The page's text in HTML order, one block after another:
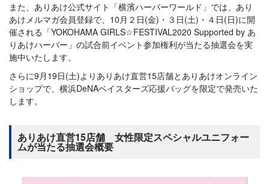
また、ありあけ公式サイト「横濱ハーバーワールド」では、あり
あけメルマガ会員登録で、10月２日(金)・３日(土)・４日(日)に開
催される「YOKOHAMA GIRLS☆FESTIVAL2020 Supported by あ
りあけハーバー」の試合前イベント参加権利が当たる抽選会を実
施中いたします。
さらに9月19日(土)よりありあけ直営15店舗とありあけオンライン
ショップで、横浜DeNAベイスターズ応援バッグを限定で発売いた
します。
ありあけ直営15店舗 女性限定スペシャルユニフォー
ムが当たる抽選会概要